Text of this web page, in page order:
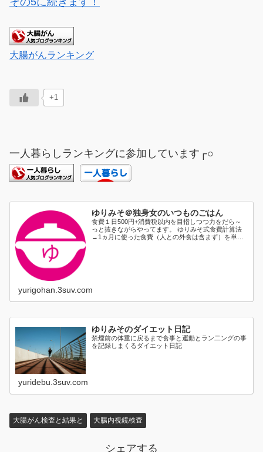
大腸がんランキング
+1
一人暮らしランキングに参加しています┌○
ゆりみそ＠独身女のいつものごはん
食費１日500円+消費税以内を目指しつつ力をだら～
っと抜きながらやってます。 ゆりみそ式食費計算法
→1ヵ月に使った食費（人との外食は含まず）を単純
yurigohan.3suv.com
ゆりみそのダイエット日記
禁煙前の体重に戻るまで食事と運動とラン二ングの事
を記録しまくるダイエット日記
yuridebu.3suv.com
大腸がん検査と結果と 大腸内視鏡検査
シェアする